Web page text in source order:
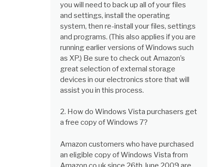
you will need to back up all of your files
and settings, install the operating
system, then re-install your files, settings
and programs. (This also applies if you are
running earlier versions of Windows such
as XP.) Be sure to check out Amazon’s
great selection of external storage
devices in our electronics store that will
assist you in this process.
2. How do Windows Vista purchasers get
a free copy of Windows 7?
Amazon customers who have purchased
an eligible copy of Windows Vista from